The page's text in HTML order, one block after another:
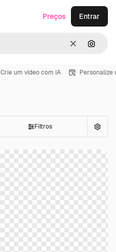
Limpar
Preços Entrar
Crie um vídeo com IA Personalize
Filtros